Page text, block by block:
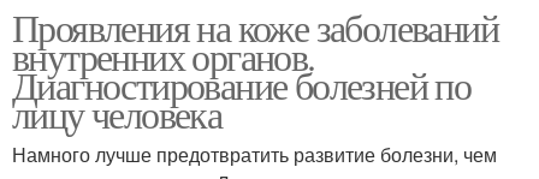
Проявления на коже заболеваний
внутренних органов.
Диагностирование болезней по
лицу человека
Намного лучше предотвратить развитие болезни, чем